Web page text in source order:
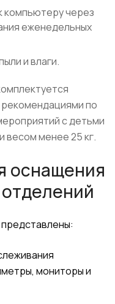
компьютеру через
еженедельных
и влаги.
по
с детьми
весом менее 25 кг.
оснащения
мониторы и